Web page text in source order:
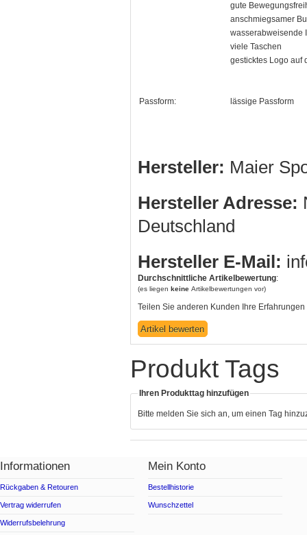
gute
anschmiegsamer
wasserabweisende
viele Taschen
gesticktes Logo auf
Passform: lässige Passform
Hersteller: Maier
Hersteller Adresse:
Deutschland
Hersteller E-Mail:
Durchschnittliche Artikelbewertung:
(es liegen keine Artikelbewertungen vor)
Teilen Sie anderen Kunden Ihre Erfahrungen
Produkt Tags
Ihren Produkttag hinzufügen
Bitte melden Sie sich an, um einen Tag
Informationen
Rückgaben & Retouren
Vertrag widerrufen
Widerrufsbelehrung
Mein Konto
Bestellhistorie
Wunschzettel